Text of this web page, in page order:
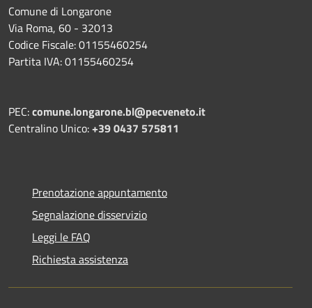
Comune di Longarone
Via Roma, 60 - 32013
Codice Fiscale: 01155460254
Partita IVA: 01155460254
PEC:comune.longarone.bl@pecveneto.it
Centralino Unico:+39 0437 575811
Prenotazione appuntamento
Segnalazione disservizio
Leggi le FAQ
Richiesta assistenza